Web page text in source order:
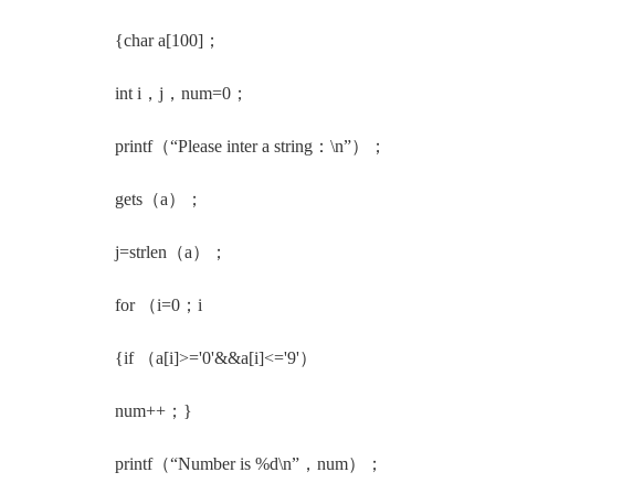
{char a[100]；
int i，j，num=0；
printf（“Please inter a string：\n”）；
gets（a）；
j=strlen（a）；
for （i=0；i
{if （a[i]>='0'&&a[i]<='9'）
num++；}
printf（“Number is %d\n”，num）；